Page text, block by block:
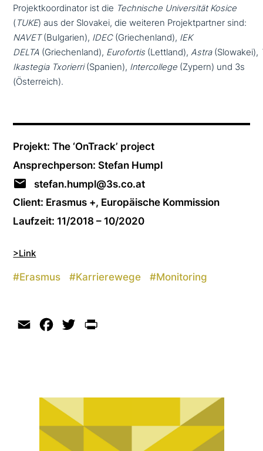
Projektkoordinator ist die Technische Universität Kosice
( TUKE) aus der Slovakei, die weiteren Projektpartner sind:
NAVET(Bulgarien), IDEC(Griechenland), IEK
DELTA (Griechenland), Eurofortis (Lettland),Astra(Slowakei),
Ikastegia Txorierri(Spanien), Intercollege (Zypern) und 3s
(Österreich).
Projekt: The ‘OnTrack’ project
Ansprechperson: Stefan Humpl
stefan.humpl@3s.co.at
Client: Erasmus +, Europäische Kommission
Laufzeit: 11/2018 – 10/2020
>Link
#Erasmus #Karrierewege #Monitoring
Email Facebook
Twitter